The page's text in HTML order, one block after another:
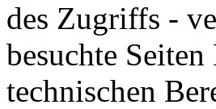
des Zugriffs -
besuchte
technischen